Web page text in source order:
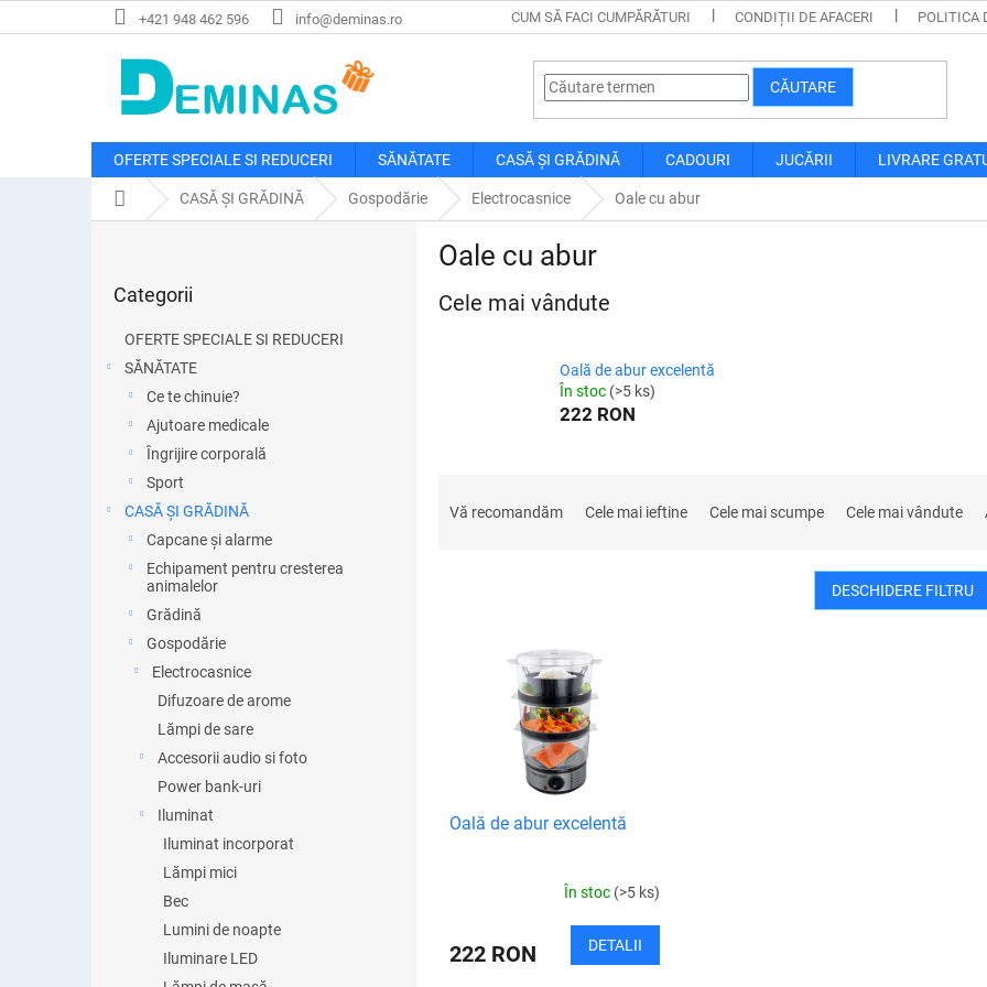
la
+421 948 462 596 info@deminas.ro CUM SĂ FACI CUMPĂRĂTURI CONDIȚII DE AFACERI POLITICA
CĂUTARE
OFERTE SPECIALE SI REDUCERI SĂNĂTATE CASĂ ȘI GRĂDINĂ CADOURI JUCĂRII LIVRARE
Acasă CASĂ ȘI GRĂDINĂ Gospodărie Electrocasnice Oale cu abur
peste
Categorii
OFERTE SPECIALE SI REDUCERI
SĂNĂTATE
Ce te chinuie?
Ajutoare medicale
Îngrijire corporală
Sport
CASĂ ȘI GRĂDINĂ
Capcane și alarme
Echipament pentru cresterea
animalelor
Grădină
Gospodărie
Electrocasnice
Difuzoare de arome
Lămpi de sare
Accesorii audio si foto
Power bank-uri
Iluminat
Iluminat incorporat
Lămpi mici
Bec
Lumini de noapte
Iluminare LED
Oale cu abur
Cele mai vândute
Oală de abur excelentă
În stoc (>5 ks)
222 RON
Vă recomandăm Cele mai ieftine Cele mai scumpe Cele mai vândute
DESCHIDERE FILTRU
Oală de abur excelentă
În stoc (>5 ks)
222 RON DETALII